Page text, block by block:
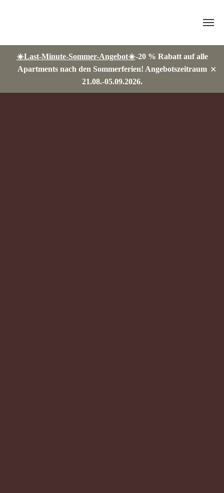
☀️Last-Minute-Sommer-Angebot☀️-20 % Rabatt auf alle
Apartments nach den Sommerferien! Angebotszeitraum
21.08.-05.09.2026.
✕